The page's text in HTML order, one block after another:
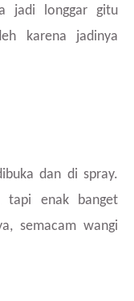
jadi longgar gitu
karena jadinya
dan di spray.
tapi enak banget
semacam wangi